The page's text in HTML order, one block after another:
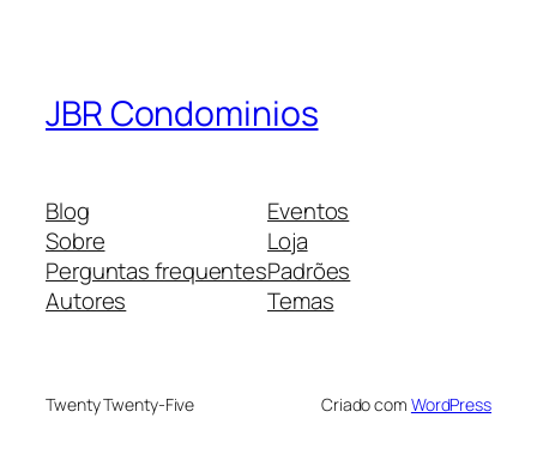
JBR Condominios
Blog
Sobre
Perguntas frequentes
Autores
Eventos
Loja
Padrões
Temas
Twenty Twenty-Five Criado com WordPress